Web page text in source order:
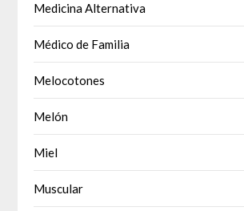
Medicina Alternativa
Médico de Familia
Melocotones
Melón
Miel
Muscular